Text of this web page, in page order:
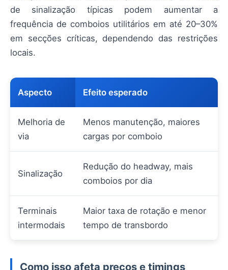
de sinalização típicas podem aumentar a
frequência de comboios utilitários em até 20–30%
em secções críticas, dependendo das restrições
locais.
Aspecto Efeito esperado
Melhoria de
via
Menos manutenção, maiores
cargas por comboio
Sinalização
Redução do headway, mais
comboios por dia
Terminais
intermodais
Maior taxa de rotação e menor
tempo de transbordo
Como isso afeta preços e timings